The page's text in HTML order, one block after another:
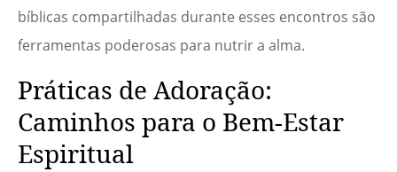
bíblicas compartilhadas durante esses encontros são
ferramentas poderosas para nutrir a alma.
Práticas de Adoração:
Caminhos para o Bem-Estar
Espiritual